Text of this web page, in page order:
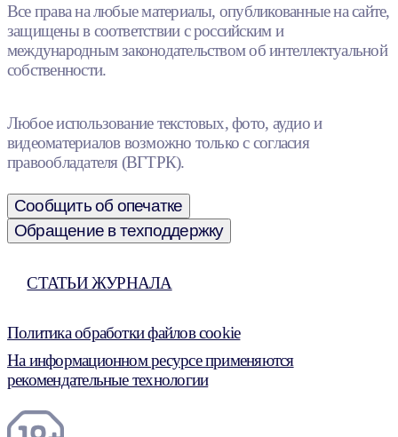
Все права на любые материалы, опубликованные на сайте,
защищены в соответствии с российским и
международным законодательством об интеллектуальной
собственности.
Любое использование текстовых, фото, аудио и
видеоматериалов возможно только с согласия
правообладателя (ВГТРК).
Сообщить об опечатке
Обращение в техподдержку
СТАТЬИ ЖУРНАЛА
Политика обработки файлов cookie
На информационном ресурсе применяются
рекомендательные технологии